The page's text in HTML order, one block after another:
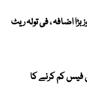
اضافہ ، فی تولہ ریٹ
فیس کم کرنے کا